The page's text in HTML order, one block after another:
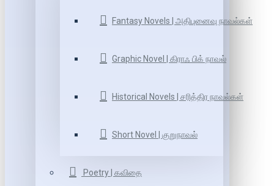
Fantasy Novels | அதிபுனைவு நாவல்கள்
Graphic Novel | கிராஃ பிக் நாவல்
Historical Novels | சரித்திர நாவல்கள்
Short Novel | குறுநாவல்
Poetry | கவிதை